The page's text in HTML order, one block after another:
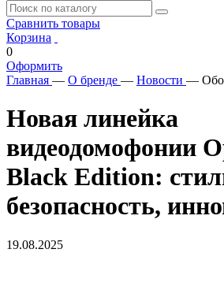
Сравнить товары
Корзина
0
Оформить
Главная — О бренде — Новости —
Новая линейка
видеодомофонии
Black Edition:
безопасность,
19.08.2025